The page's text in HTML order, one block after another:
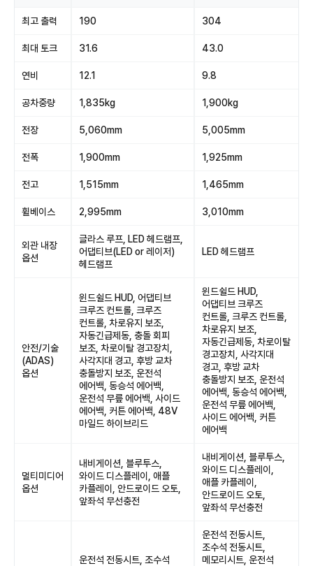
최고 출력 190 304
최대 토크 31.6 43.0
연비 12.1 9.8
공차중량 1,835kg 1,900kg
전장 5,060mm 5,005mm
전폭 1,900mm 1,925mm
전고 1,515mm 1,465mm
휠베이스 2,995mm 3,010mm
외관 내장
옵션
글라스 루프, LED 헤드램프,
어댑티브(LED or 레이저)
헤드램프
LED 헤드램프
안전/기술
(ADAS)
옵션
윈드쉴드 HUD, 어댑티브
크루즈 컨트롤, 크루즈
컨트롤, 차로유지 보조,
자동긴급제동, 충돌 회피
보조, 차로이탈 경고장치,
사각지대 경고, 후방 교차
충돌방지 보조, 운전석
에어백, 동승석 에어백,
운전석 무릎 에어백, 사이드
에어백, 커튼 에어백, 48V
마일드 하이브리드
윈드쉴드 HUD,
어댑티브 크루즈
컨트롤, 크루즈 컨트롤,
차로유지 보조,
자동긴급제동, 차로이탈
경고장치, 사각지대
경고, 후방 교차
충돌방지 보조, 운전석
에어백, 동승석 에어백,
운전석 무릎 에어백,
사이드 에어백, 커튼
에어백
멀티미디어
옵션
내비게이션, 블루투스,
와이드 디스플레이, 애플
카플레이, 안드로이드 오토,
앞좌석 무선충전
내비게이션, 블루투스,
와이드 디스플레이,
애플 카플레이,
안드로이드 오토,
앞좌석 무선충전
운전석 전동시트, 조수석
운전석 전동시트,
조수석 전동시트,
메모리시트, 운전석